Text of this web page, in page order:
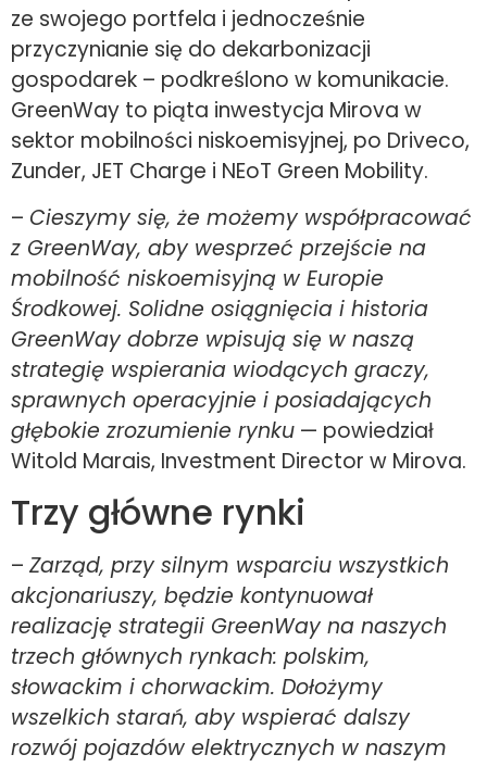
ze swojego portfela i jednocześnie
przyczynianie się do dekarbonizacji
gospodarek – podkreślono w komunikacie.
GreenWay to piąta inwestycja Mirova w
sektor mobilności niskoemisyjnej, po Driveco,
Zunder, JET Charge i NEoT Green Mobility.
– Cieszymy się, że możemy współpracować
z GreenWay, aby wesprzeć przejście na
mobilność niskoemisyjną w Europie
Środkowej. Solidne osiągnięcia i historia
GreenWay dobrze wpisują się w naszą
strategię wspierania wiodących graczy,
sprawnych operacyjnie i posiadających
głębokie zrozumienie rynku — powiedział
Witold Marais, Investment Director w Mirova.
Trzy główne rynki
– Zarząd, przy silnym wsparciu wszystkich
akcjonariuszy, będzie kontynuował
realizację strategii GreenWay na naszych
trzech głównych rynkach: polskim,
słowackim i chorwackim. Dołożymy
wszelkich starań, aby wspierać dalszy
rozwój pojazdów elektrycznych w naszym